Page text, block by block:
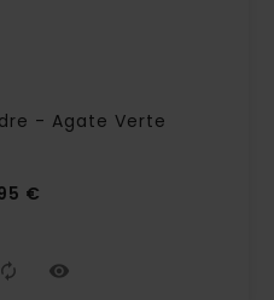
- Agate Verte
€